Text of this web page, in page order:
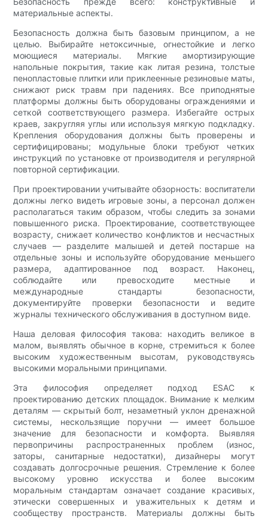
материальные аспекты.
Безопасность должна быть базовым принципом, а не
целью. Выбирайте нетоксичные, огнестойкие и легко
моющиеся материалы. Мягкие амортизирующие
напольные покрытия, такие как литая резина, толстые
пенопластовые плитки или приклеенные резиновые маты,
снижают риск травм при падениях. Все приподнятые
платформы должны быть оборудованы ограждениями и
сеткой соответствующего размера. Избегайте острых
краев, закругляя углы или используя мягкую подкладку.
Крепления оборудования должны быть проверены и
сертифицированы; модульные блоки требуют четких
инструкций по установке от производителя и регулярной
повторной сертификации.
При проектировании учитывайте обзорность: воспитатели
должны легко видеть игровые зоны, а персонал должен
располагаться таким образом, чтобы следить за зонами
повышенного риска. Проектирование, соответствующее
возрасту, снижает количество конфликтов и несчастных
случаев — разделите малышей и детей постарше на
отдельные зоны и используйте оборудование меньшего
размера, адаптированное под возраст. Наконец,
соблюдайте или превосходите местные и
международные стандарты безопасности,
документируйте проверки безопасности и ведите
журналы технического обслуживания в доступном виде.
Наша деловая философия такова: находить великое в
малом, выявлять обычное в корне, стремиться к более
высоким художественным высотам, руководствуясь
высокими моральными принципами.
Эта философия определяет подход ESAC к
проектированию детских площадок. Внимание к мелким
деталям — скрытый болт, незаметный уклон дренажной
системы, нескользящие поручни — имеет большое
значение для безопасности и комфорта. Выявляя
первопричины распространенных проблем (износ,
заторы, санитарные недостатки), дизайнеры могут
создавать долгосрочные решения. Стремление к более
высокому уровню искусства и более высоким
моральным стандартам означает создание красивых,
этически совершенных и уважительных к детям и
сообществу пространств. Материалы должны быть